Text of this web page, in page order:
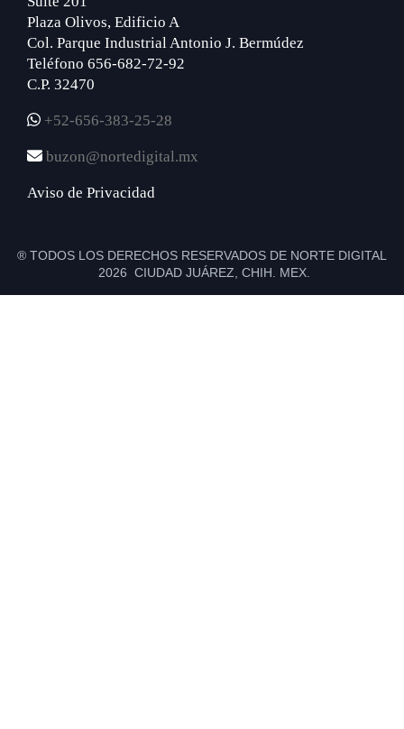
Plaza Olivos, Edificio A
Col. Parque Industrial Antonio J. Bermúdez
Teléfono 656-682-72-92
C.P. 32470
+52-656-383-25-28
buzon@nortedigital.mx
Aviso de Privacidad
® TODOS LOS DERECHOS RESERVADOS DE NORTE DIGITAL
2026 CIUDAD JUÁREZ, CHIH. MEX.